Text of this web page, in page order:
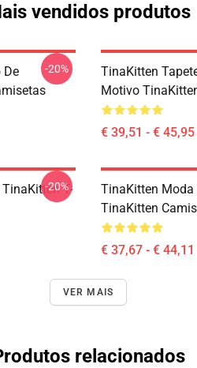
vendidos produtos
De
-20%
TinaKitten
Motivo
€ 39,51 - € 45,95
T-
-20%
TinaKitten Moda
TinaKitten
€ 37,67 - € 44,11
VER MAIS
relacionados